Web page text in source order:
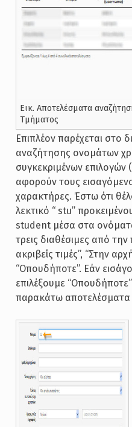
Εικ. Αποτελέσματα
Τμήματος
Επιπλέον παρέχεται στο
αναζήτησης ονομάτων
συγκεκριμένων επιλογών
αφορούν τους
χαρακτήρες. Έστω ότι
λεκτικό “ stu”
student μέσα στα
τρεις διαθέσιμες από
ακριβείς τιμές”, “Στην
“Οπουδήποτε”. Εάν
επιλέξουμε
παρακάτω αποτελέσματα